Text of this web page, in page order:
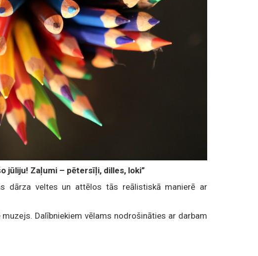
jūliju! Zaļumi – pētersīļi, dilles, loki”
dārza veltes un attēlos tās reālistiskā manierē ar
Dalībniekiem vēlams nodrošināties ar darbam